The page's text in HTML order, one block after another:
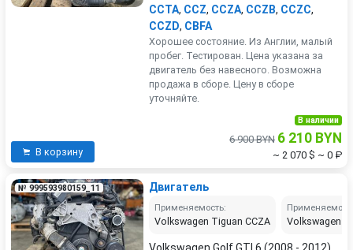
CCTA, CCZ, CCZA, CCZB, CCZC,
CCZD, CBFA
Хорошее состояние. Из Англии, малый
пробег. Тестирован. Цена указана за
двигатель без навесного. Возможна
продажа в сборе. Цену в сборе
уточняйте.
В корзину
В наличии
6 900 BYN 6 210 BYN
~ 2 070 $ ~ 0 ₽
№ 999593980159_11 Двигатель
Применяемость:
Volkswagen Tiguan CCZA Volkswagen